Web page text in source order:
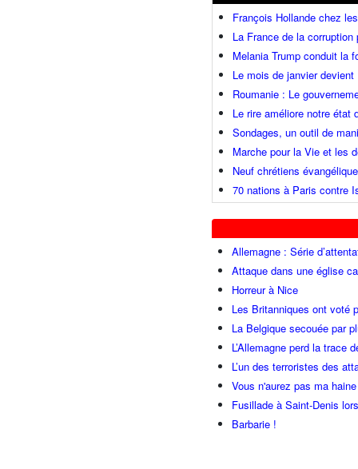
François Hollande chez
La France de la
Melania Trump conduit la
Le mois de janvier
Roumanie : Le
Le rire améliore notre état
Sondages, un outil de
Marche pour la Vie et les
Neuf chrétiens
70 nations à Paris contre
Allemagne : Série
Attaque dans une église
Horreur à Nice
Les Britanniques ont voté
La Belgique secouée par
L’Allemagne perd la trace
L’un des terroristes des
Vous n'aurez pas ma haine
Fusillade à Saint-Denis
Barbarie !